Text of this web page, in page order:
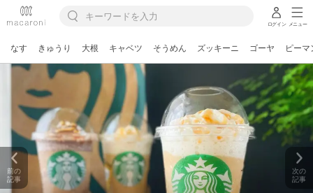
ログイン メニュー
なす きゅうり 大根 キャベツ そうめん ズッキーニ ゴーヤ ピーマ
前の
記事
次の
記事